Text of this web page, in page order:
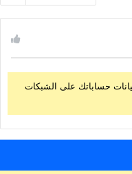
حساباتك على الشبكات